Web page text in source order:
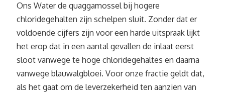
Ons Water de quaggamossel bij hogere
chloridegehalten zijn schelpen sluit. Zonder dat er
voldoende cijfers zijn voor een harde uitspraak lijkt
het erop dat in een aantal gevallen de inlaat eerst
sloot vanwege te hoge chloridegehaltes en daarna
vanwege blauwalgbloei. Voor onze fractie geldt dat,
als het gaat om de leverzekerheid ten aanzien van